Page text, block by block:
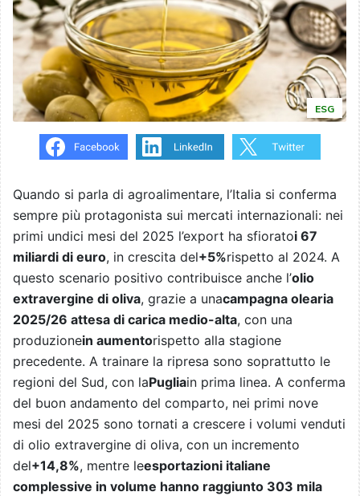
ESG
Quando si parla di agroalimentare, l’Italia si conferma
sempre più protagonista sui mercati internazionali: nei
primi undici mesi del 2025 l’export ha sfioratoi 67
miliardi di euro, in crescita del+5%rispetto al 2024. A
questo scenario positivo contribuisce anche l’olio
extravergine di oliva, grazie a unacampagna olearia
2025/26 attesa di carica medio-alta, con una
produzionein aumentorispetto alla stagione
precedente. A trainare la ripresa sono soprattutto le
regioni del Sud, con laPugliain prima linea. A conferma
del buon andamento del comparto, nei primi nove
mesi del 2025 sono tornati a crescere i volumi venduti
di olio extravergine di oliva, con un incremento
del+14,8%, mentre leesportazioni italiane
complessive in volume hanno raggiunto 303 mila